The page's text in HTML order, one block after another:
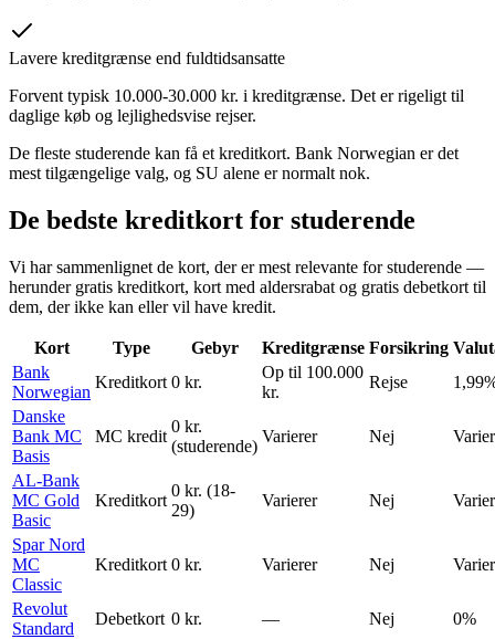
Lavere kreditgrænse end fuldtidsansatte
Forvent typisk 10.000-30.000 kr. i kreditgrænse. Det er rigeligt til
daglige køb og lejlighedsvise rejser.
De fleste studerende kan få et kreditkort. Bank Norwegian er det
mest tilgængelige valg, og SU alene er normalt nok.
De bedste kreditkort for studerende
Vi har sammenlignet de kort, der er mest relevante for studerende —
herunder gratis kreditkort, kort med aldersrabat og gratis debetkort til
dem, der ikke kan eller vil have kredit.
Kort Type Gebyr Kreditgrænse Forsikring
Bank
Norwegian
Kreditkort 0 kr.
Op til 100.000
kr.
Rejse
Danske
Bank MC
Basis
MC kredit
0 kr.
(studerende)
Varierer Nej
AL-Bank
MC Gold
Basic
Kreditkort
0 kr. (18-
29)
Varierer Nej
Spar Nord
MC
Classic
Kreditkort 0 kr. Varierer Nej
Revolut
Standard
Debetkort 0 kr. — Nej
0%